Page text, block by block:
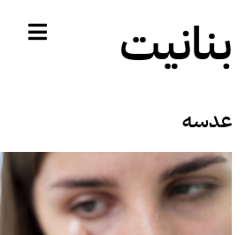
بنانيت
عدسه